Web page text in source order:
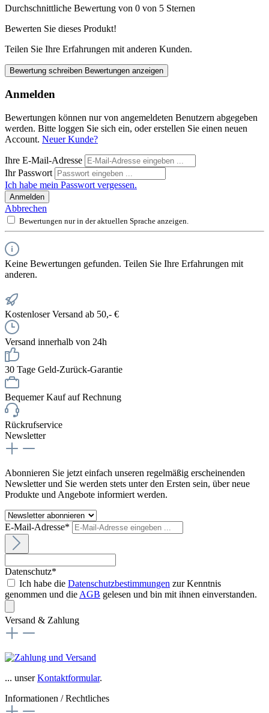
Durchschnittliche Bewertung von 0 von 5 Sternen
Bewerten Sie dieses Produkt!
Teilen Sie Ihre Erfahrungen mit anderen Kunden.
Bewertung schreiben Bewertungen anzeigen
Anmelden
Bewertungen können nur von angemeldeten Benutzern abgegeben
werden. Bitte loggen Sie sich ein, oder erstellen Sie einen neuen
Account. Neuer Kunde?
Ihre E-Mail-Adresse
Ihr Passwort
Ich habe mein Passwort vergessen.
Anmelden
Abbrechen
Bewertungen nur in der aktuellen Sprache anzeigen.
Keine Bewertungen gefunden. Teilen Sie Ihre Erfahrungen mit
anderen.
Kostenloser Versand ab 50,- €
Versand innerhalb von 24h
30 Tage Geld-Zurück-Garantie
Bequemer Kauf auf Rechnung
Rückrufservice
Newsletter
Abonnieren Sie jetzt einfach unseren regelmäßig erscheinenden
Newsletter und Sie werden stets unter den Ersten sein, über neue
Produkte und Angebote informiert werden.
E-Mail-Adresse*
Datenschutz*
Ich habe die Datenschutzbestimmungen zur Kenntnis
genommen und die AGB gelesen und bin mit ihnen einverstanden.
Versand & Zahlung
... unserKontaktformular.
Informationen / Rechtliches